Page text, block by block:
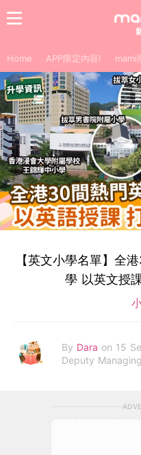
Home APP限定內容! mami
【英文小學名單】全
學 以英文授
By Dara on 15
Deputy